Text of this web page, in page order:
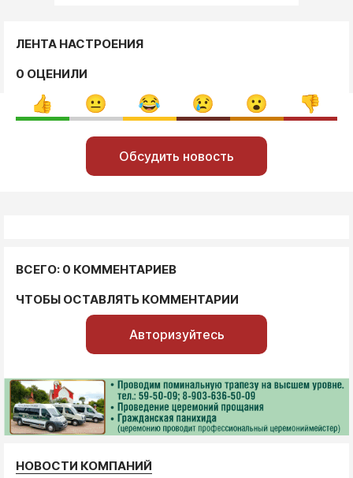
ЛЕНТА НАСТРОЕНИЯ
0 ОЦЕНИЛИ
Обсудить новость
ВСЕГО: 0 КОММЕНТАРИЕВ
ЧТОБЫ ОСТАВЛЯТЬ КОММЕНТАРИИ
Авторизуйтесь
НОВОСТИ КОМПАНИЙ